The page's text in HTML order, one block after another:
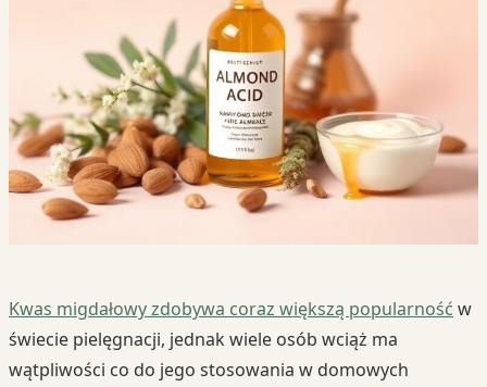
Kwas migdałowy zdobywa coraz większą popularność w
świecie pielęgnacji, jednak wiele osób wciąż ma
wątpliwości co do jego stosowania w domowych